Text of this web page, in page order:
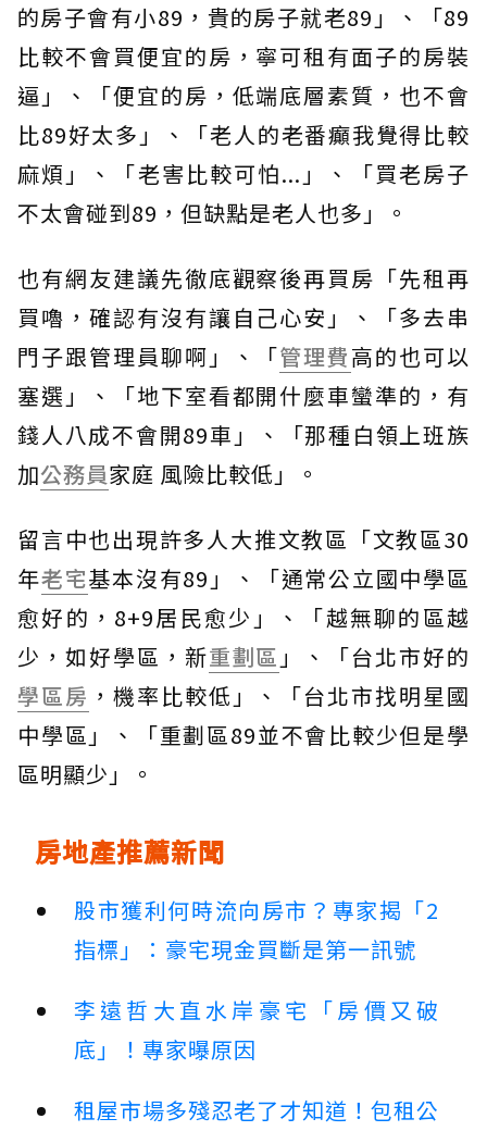
的房子會有小89，貴的房子就老89」、「89
比較不會買便宜的房，寧可租有面子的房裝
逼」、「便宜的房，低端底層素質，也不會
比89好太多」、「老人的老番癲我覺得比較
麻煩」、「老害比較可怕...」、「買老房子
不太會碰到89，但缺點是老人也多」。
也有網友建議先徹底觀察後再買房「先租再
買嚕，確認有沒有讓自己心安」、「多去串
門子跟管理員聊啊」、「管理費高的也可以
塞選」、「地下室看都開什麼車蠻準的，有
錢人八成不會開89車」、「那種白領上班族
加公務員家庭 風險比較低」。
留言中也出現許多人大推文教區「文教區30
年老宅基本沒有89」、「通常公立國中學區
愈好的，8+9居民愈少」、「越無聊的區越
少，如好學區，新重劃區 」、「台北市好的
學區房 ，機率比較低」、「台北市找明星國
中學區」、「重劃區89並不會比較少但是學
區明顯少」。
房地產推薦新聞
股市獲利何時流向房市？專家揭「2
指標」：豪宅現金買斷是第一訊號
李遠哲大直水岸豪宅「房價又破
底」！專家曝原因
租屋市場多殘忍老了才知道！包租公